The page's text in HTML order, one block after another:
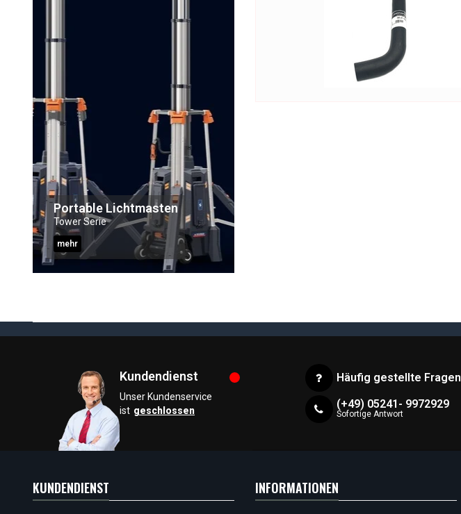
Portable Lichtmasten
Tower Serie
mehr
Kundendienst
Unser Kundenservice
ist geschlossen
Häufig gestellte Fragen
(+49) 05241- 9972929
Sofortige Antwort
KUNDENDIENST INFORMATIONEN